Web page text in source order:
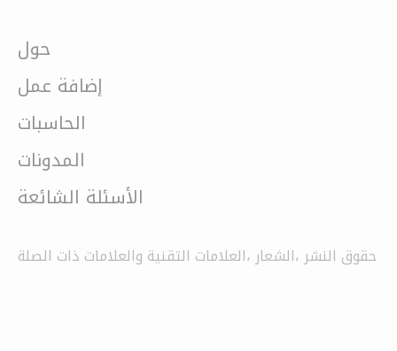
حول
إضافة عمل
الحاسبات
المدونات
الأسئلة الشائعة
حقوق النشر ،الشعار ،العلامات التقنية والعلامات ذات الصلة